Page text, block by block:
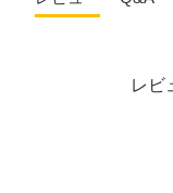
レビ